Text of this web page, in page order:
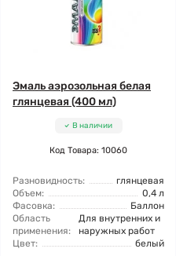
Эмаль аэрозольная белая
глянцевая (400 мл)
В наличии
Код Товара: 10060
Разновидность:
глянцевая
Объем:
0,4 л
Фасовка:
Баллон
Область
применения:
Для внутренних и
наружных работ
Цвет:
белый